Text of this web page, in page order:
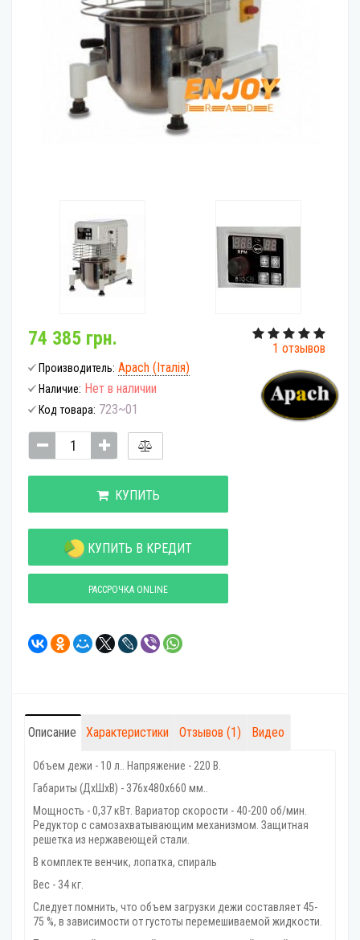
1 отзывов
74 385 грн.
Производитель: Apach (Італія)
Наличие: Нет в наличии
Код товара: 723~01
КУПИТЬ
КУПИТЬ В КРЕДИТ
РАССРОЧКА ONLINE
Описание Характеристики Отзывов (1) Видео
Объем дежи - 10 л.. Напряжение - 220 В.
Габариты (ДхШхВ) - 376х480х660 мм..
Мощность - 0,37 кВт. Вариатор скорости - 40-200 об/мин.
Редуктор с самозахватывающим механизмом. Защитная
решетка из нержавеющей стали.
В комплекте венчик, лопатка, спираль
Вес - 34 кг.
Следует помнить, что объем загрузки дежи составляет 45-
75 %, в зависимости от густоты перемешиваемой жидкости.